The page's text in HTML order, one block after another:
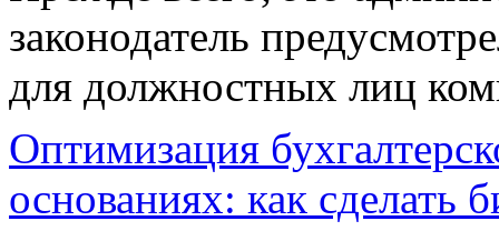
законодатель
для должностных лиц
Оптимизация
основаниях: как сделать